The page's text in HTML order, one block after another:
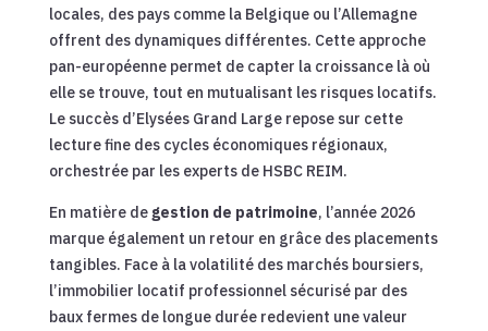
locales, des pays comme la Belgique ou l’Allemagne
offrent des dynamiques différentes. Cette approche
pan-européenne permet de capter la croissance là où
elle se trouve, tout en mutualisant les risques locatifs.
Le succès d’Elysées Grand Large repose sur cette
lecture fine des cycles économiques régionaux,
orchestrée par les experts de HSBC REIM.
En matière de gestion de patrimoine, l’année 2026
marque également un retour en grâce des placements
tangibles. Face à la volatilité des marchés boursiers,
l’immobilier locatif professionnel sécurisé par des
baux fermes de longue durée redevient une valeur